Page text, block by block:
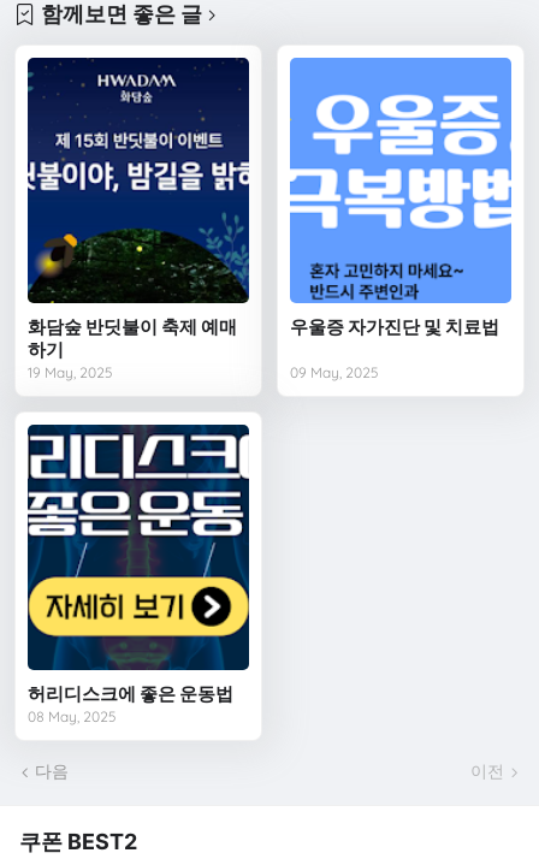
함께보면 좋은 글
화담숲 반딧불이 축제 예매
하기
19 May, 2025
우울증 자가진단 및 치료법
09 May, 2025
허리디스크에 좋은 운동법
08 May, 2025
다음 이전
쿠폰 BEST2